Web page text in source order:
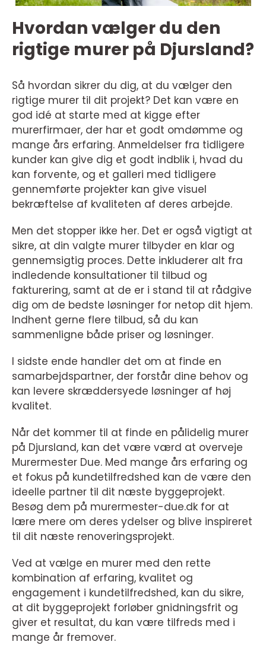
Hvordan vælger du den
rigtige murer på Djursland?
Så hvordan sikrer du dig, at du vælger den
rigtige murer til dit projekt? Det kan være en
god idé at starte med at kigge efter
murerfirmaer, der har et godt omdømme og
mange års erfaring. Anmeldelser fra tidligere
kunder kan give dig et godt indblik i, hvad du
kan forvente, og et galleri med tidligere
gennemførte projekter kan give visuel
bekræftelse af kvaliteten af deres arbejde.
Men det stopper ikke her. Det er også vigtigt at
sikre, at din valgte murer tilbyder en klar og
gennemsigtig proces. Dette inkluderer alt fra
indledende konsultationer til tilbud og
fakturering, samt at de er i stand til at rådgive
dig om de bedste løsninger for netop dit hjem.
Indhent gerne flere tilbud, så du kan
sammenligne både priser og løsninger.
I sidste ende handler det om at finde en
samarbejdspartner, der forstår dine behov og
kan levere skræddersyede løsninger af høj
kvalitet.
Når det kommer til at finde en pålidelig murer
på Djursland, kan det være værd at overveje
Murermester Due. Med mange års erfaring og
et fokus på kundetilfredshed kan de være den
ideelle partner til dit næste byggeprojekt.
Besøg dem på murermester-due.dk for at
lære mere om deres ydelser og blive inspireret
til dit næste renoveringsprojekt.
Ved at vælge en murer med den rette
kombination af erfaring, kvalitet og
engagement i kundetilfredshed, kan du sikre,
at dit byggeprojekt forløber gnidningsfrit og
giver et resultat, du kan være tilfreds med i
mange år fremover.